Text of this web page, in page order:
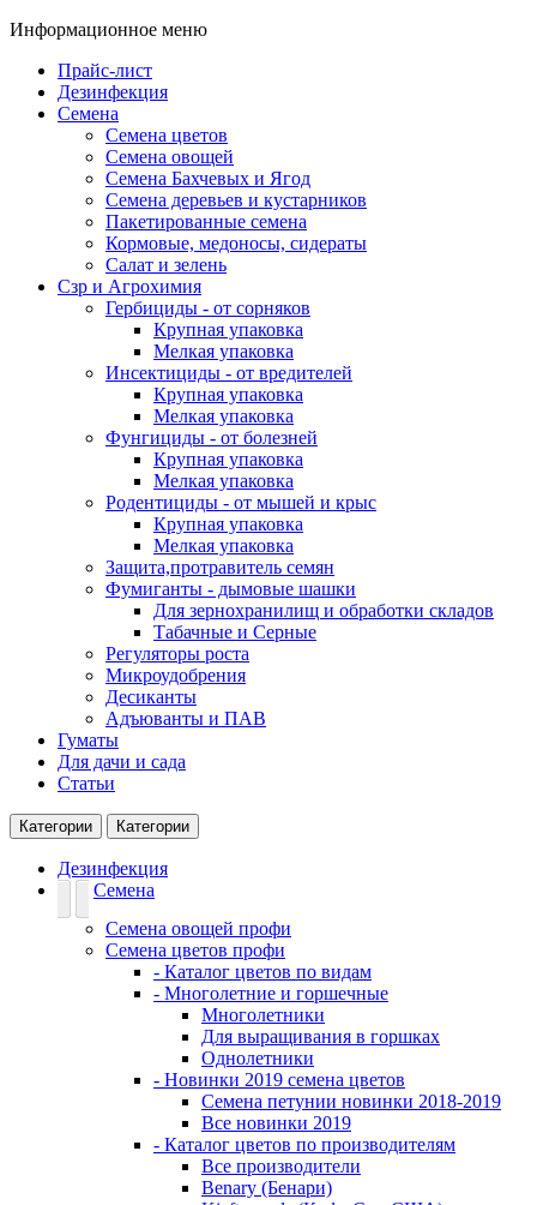
Информационное меню
Прайс-лист
Дезинфекция
Семена
Семена цветов
Семена овощей
Семена Бахчевых и Ягод
Семена деревьев и кустарников
Пакетированные семена
Кормовые, медоносы, сидераты
Салат и зелень
Сзр и Агрохимия
Гербициды - от сорняков
Крупная упаковка
Мелкая упаковка
Инсектициды - от вредителей
Крупная упаковка
Мелкая упаковка
Фунгициды - от болезней
Крупная упаковка
Мелкая упаковка
Родентициды - от мышей и крыс
Крупная упаковка
Мелкая упаковка
Защита,протравитель семян
Фумиганты - дымовые шашки
Для зернохранилищ и обработки складов
Табачные и Серные
Регуляторы роста
Микроудобрения
Десиканты
Адъюванты и ПАВ
Гуматы
Для дачи и сада
Статьи
Категории Категории
Дезинфекция
Семена
Семена овощей профи
Семена цветов профи
- Каталог цветов по видам
- Многолетние и горшечные
Многолетники
Для выращивания в горшках
Однолетники
- Новинки 2019 семена цветов
Семена петунии новинки 2018-2019
Все новинки 2019
- Каталог цветов по производителям
Все производители
Benary (Бенари)